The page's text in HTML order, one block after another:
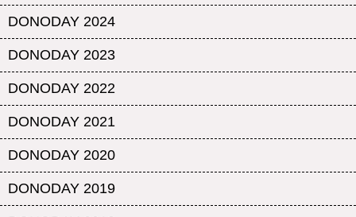
DONODAY 2024
DONODAY 2023
DONODAY 2022
DONODAY 2021
DONODAY 2020
DONODAY 2019